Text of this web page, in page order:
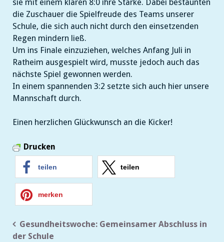
sie mit einem klaren 8:0 ihre Stärke. Dabei bestaunten
die Zuschauer die Spielfreude des Teams unserer
Schule, die sich auch nicht durch den einsetzenden
Regen mindern ließ.
Um ins Finale einzuziehen, welches Anfang Juli in
Ratheim ausgespielt wird, musste jedoch auch das
nächste Spiel gewonnen werden.
In einem spannenden 3:2 setzte sich auch hier unsere
Mannschaft durch.
Einen herzlichen Glückwunsch an die Kicker!
Drucken
teilen teilen
merken
Beitragsnavigation
Gesundheitswoche: Gemeinsamer Abschluss in
der Schule